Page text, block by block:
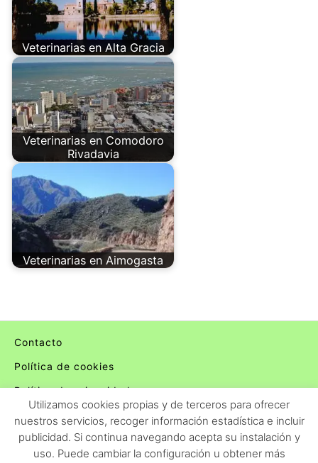
Veterinarias en Alta Gracia
Veterinarias en Comodoro
Rivadavia
Veterinarias en Aimogasta
Contacto
Política de cookies
Política de privacidad
Clínicas y Veterinarias
Utilizamos cookies propias y de terceros para ofrecer
nuestros servicios, recoger información estadística e incluir
publicidad. Si continua navegando acepta su instalación y
uso. Puede cambiar la configuración u obtener más